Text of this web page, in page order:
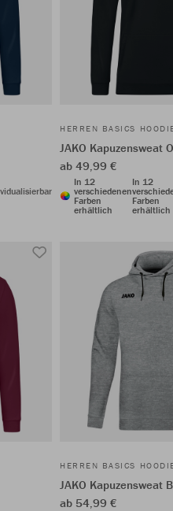
HERREN BASICS
JAKO Kapuzensweat
ab 49,99 €
In 12
verschiedenen
Farben
erhältlich
In 12
Farben
erhältlich
HERREN BASICS
JAKO Kapuzensweat
ab 54,99 €